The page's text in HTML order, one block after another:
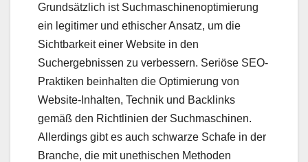
Grundsätzlich ist Suchmaschinenoptimierung
ein legitimer und ethischer Ansatz, um die
Sichtbarkeit einer Website in den
Suchergebnissen zu verbessern. Seriöse SEO-
Praktiken beinhalten die Optimierung von
Website-Inhalten, Technik und Backlinks
gemäß den Richtlinien der Suchmaschinen.
Allerdings gibt es auch schwarze Schafe in der
Branche, die mit unethischen Methoden